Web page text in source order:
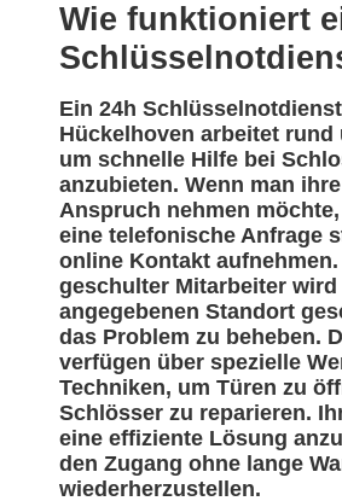
Wie funktioniert
Ein 24h Schlüsselnotdienst
Hückelhoven arbeitet rund
um schnelle Hilfe bei
anzubieten. Wenn man
Anspruch nehmen
eine telefonische Anfrage
online Kontakt aufnehmen.
geschulter Mitarbeiter wird
angegebenen Standort
das Problem zu beheben.
verfügen über spezielle
Techniken, um Türen zu
Schlösser zu reparieren.
eine effiziente Lösung
den Zugang ohne lange
wiederherzustellen.